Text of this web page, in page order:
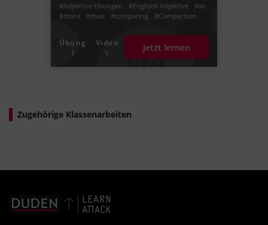
#Adjektive Übungen
#Englisch Adjektive
#as
#more
#than #comparing
#Comparison
Übung
1
Video
1
Jetzt lernen
Zugehörige Klassenarbeiten